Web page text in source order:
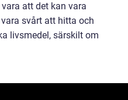
att det kan vara
svårt att hitta och
livsmedel, särskilt om